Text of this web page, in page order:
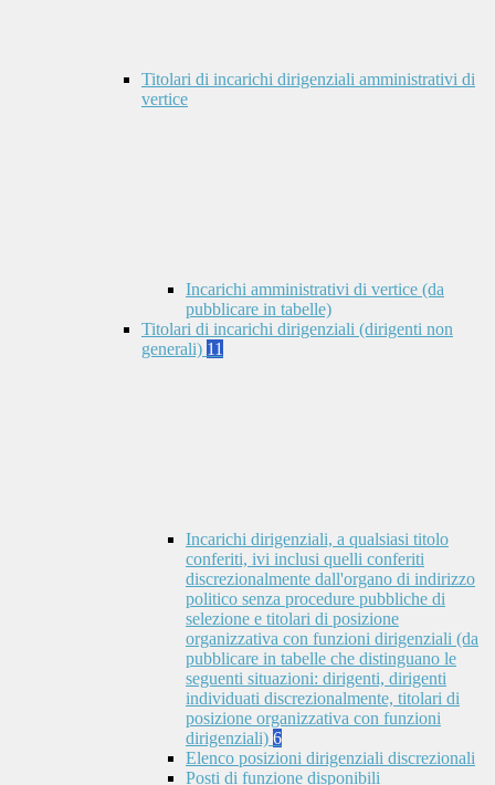
Titolari di incarichi dirigenziali amministrativi di
vertice
Incarichi amministrativi di vertice (da
pubblicare in tabelle)
Titolari di incarichi dirigenziali (dirigenti non
generali) 11
Incarichi dirigenziali, a qualsiasi titolo
conferiti, ivi inclusi quelli conferiti
discrezionalmente dall'organo di indirizzo
politico senza procedure pubbliche di
selezione e titolari di posizione
organizzativa con funzioni dirigenziali (da
pubblicare in tabelle che distinguano le
seguenti situazioni: dirigenti, dirigenti
individuati discrezionalmente, titolari di
posizione organizzativa con funzioni
dirigenziali) 6
Elenco posizioni dirigenziali discrezionali
Posti di funzione disponibili